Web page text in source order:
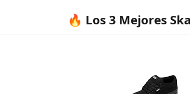
🔥 Los 3 Mejores